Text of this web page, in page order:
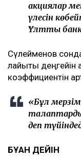
акциялар
үлесін
Ұлттық
Сүлейменов
лайықты
коэффициентін
«Бұл
деп
БҰҒАН ДЕЙІН